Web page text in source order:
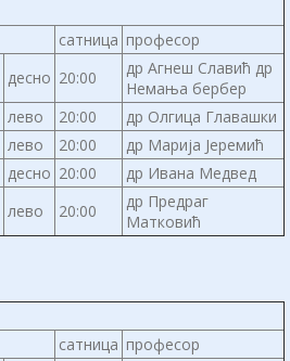
сатница професор
десно 20:00
др Агнеш Славић др
Немања бербер
лево 20:00
др Олгица Главашки
лево 20:00
др Марија Јеремић
десно 20:00
др Ивана Медвед
лево 20:00
др Предраг
Матковић
сатница професор